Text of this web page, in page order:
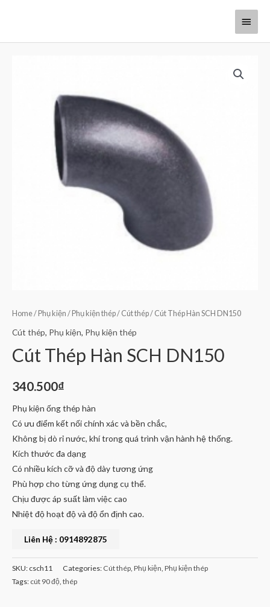
Home/ Phụ kiện / Phụ kiện thép/ Cút thép/ Cút Thép Hàn SCH DN150
Cút thép, Phụ kiện, Phụ kiện thép
Cút Thép Hàn SCH DN150
340.500₫
Phụ kiện ống thép hàn
Có ưu điểm kết nối chính xác và bền chắc,
Không bị dò rỉ nước, khí trong quá trình vận hành hệ thống.
Kích thước đa dạng
Có nhiều kích cỡ và độ dày tương ứng
Phù hợp cho từng ứng dụng cụ thể.
Chịu được áp suất làm việc cao
Nhiệt độ hoạt độ và độ ổn định cao.
Liên Hệ : 0914892875
SKU: csch11 Categories: Cút thép, Phụ kiện, Phụ kiện thép
Tags: cút 90 độ, thép